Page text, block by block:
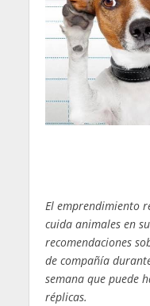
El emprendimiento
cuida animales en
recomendaciones
de compañía
semana que puede
réplicas.